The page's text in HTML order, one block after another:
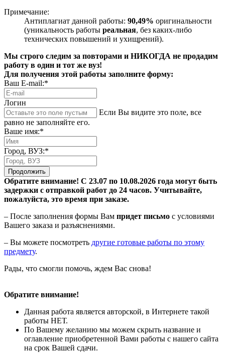
Примечание:
Антиплагиат данной работы: 90,49% оригинальности
(уникальность работы реальная, без каких-либо
технических повышений и ухищрений).
Мы строго следим за повторами и НИКОГДА не продадим
работу в один и тот же вуз!
Для получения этой работы заполните форму:
Ваш E-mail:*
Логин
Если Вы видите это поле, все
равно не заполняйте его.
Ваше имя:*
Город, ВУЗ:*
Продолжить
Обратите внимание! С 23.07 по 10.08.2026 года могут быть
задержки с отправкой работ до 24 часов. Учитывайте,
пожалуйста, это время при заказе.
– После заполнения формы Вам придет письмо с условиями
Вашего заказа и разъяснениями.
– Вы можете посмотреть другие готовые работы по этому
предмету.
Рады, что смогли помочь, ждем Вас снова!
Обратите внимание!
Данная работа является авторской, в Интернете такой
работы НЕТ.
По Вашему желанию мы можем скрыть название и
оглавление приобретенной Вами работы с нашего сайта
на срок Вашей сдачи.